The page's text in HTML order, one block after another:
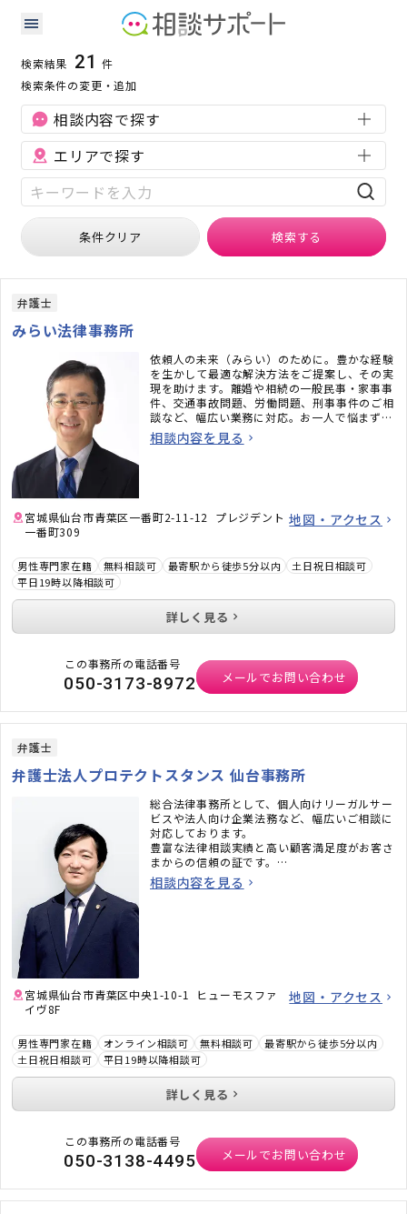
宮城県の相続に強い専門家の検索結果
相続
検索結果 21 件
検索条件の変更・追加
相談内容で探す
エリアで探す
条件クリア 検索する
弁護士
みらい法律事務所
依頼人の未来（みらい）のために。豊かな経験
を生かして最適な解決方法をご提案し、その実
現を助けます。離婚や相続の一般民事・家事事
件、交通事故問題、労働問題、刑事事件のご相
談など、幅広い業務に対応。お一人で悩まずご
相談ください。
相談内容を見る
宮城県仙台市青葉区一番町2-11-12 プレジデント
一番町309
地図・アクセス
男性専門家在籍 無料相談可 最寄駅から徒歩5分以内
土日祝日相談可
平日19時以降相談可
詳しく見る
この事務所の電話番号
050-3173-8972 メールでお問い合わせ
弁護士
弁護士法人プロテクトスタンス 仙台事務所
総合法律事務所として、個人向けリーガルサー
ビスや法人向け企業法務など、幅広いご相談に
対応しております。
豊富な法律相談実績と高い顧客満足度がお客さ
まからの信頼の証です。
また、公認会計士や税理士、行政書士、司法書
■慰謝料請求・離婚相談専門サイト
■借金返済・債務整理専門サイト
相談内容を見る
宮城県仙台市青葉区中央1-10-1 ヒューモスファ
イヴ8F
地図・アクセス
男性専門家在籍 オンライン相談可 無料相談可
最寄駅から徒歩5分以内
土日祝日相談可
平日19時以降相談可
詳しく見る
この事務所の電話番号
050-3138-4495 メールでお問い合わせ